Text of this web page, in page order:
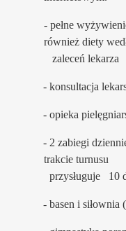
- pełne
również diety
zaleceń lekarza
- konsultacja
- opieka
- 2 zabiegi
trakcie turnusu
przysługuje 10
- basen i